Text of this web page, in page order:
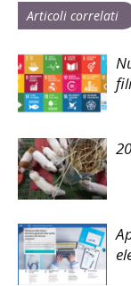
Articoli correlati